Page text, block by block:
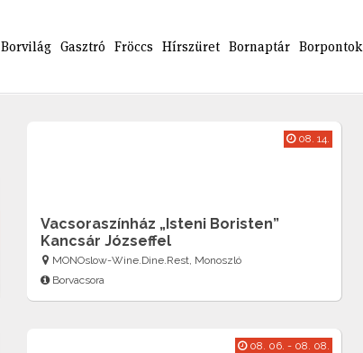
Borvilág Gasztró Fröccs Hírszüret Bornaptár Borpontok
08. 14.
Vacsoraszínház „Isteni Boristen”
Kancsár Józseffel
MONOslow-Wine.Dine.Rest, Monoszló
Borvacsora
08. 06. - 08. 08.